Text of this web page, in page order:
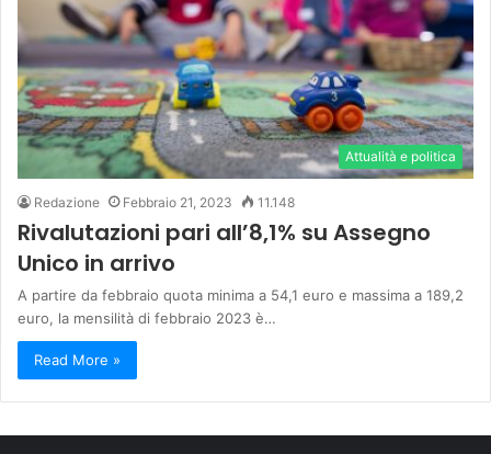
Attualità e politica
Redazione Febbraio 21, 2023 11.148
Rivalutazioni pari all’8,1% su Assegno
Unico in arrivo
A partire da febbraio quota minima a 54,1 euro e massima a 189,2
euro, la mensilità di febbraio 2023 è…
Read More »